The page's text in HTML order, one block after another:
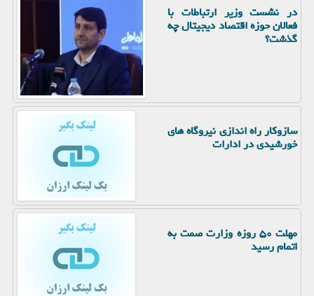
در نشست وزیر ارتباطات با
فعالان حوزه اقتصاد دیجیتال چه
گذشت؟
سازوکار راه اندازی نیروگاه های
خورشیدی در ادارات
مهلت ۵۰ روزه وزارت صمت به
اتمام رسید